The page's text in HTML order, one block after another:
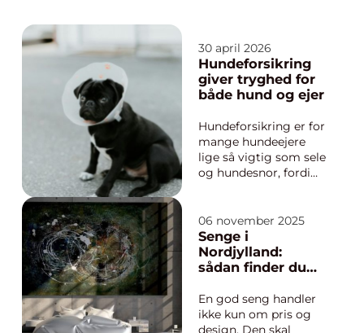
30 april 2026
Hundeforsikring
giver tryghed for
både hund og ejer
Hundeforsikring er for
mange hundeejere
lige så vigtig som sele
og hundesnor, fordi
når uheldet er ude.
Mange vælger en
løsning hos
etablerede selskaber
både lovpligtig ansvar
og sundhedsdæk...
06 november 2025
Senge i
Nordjylland:
sådan finder du
løsning
En god seng handler
ikke kun om pris og
design. Den skal